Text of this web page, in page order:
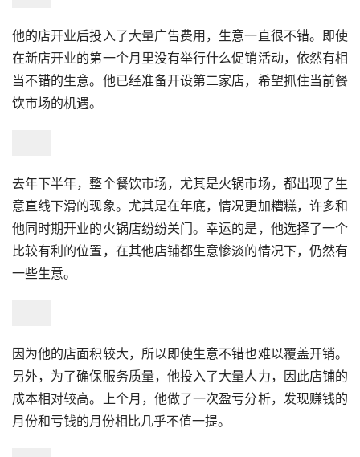
他的店开业后投入了大量广告费用，生意一直很不错。即使
在新店开业的第一个月里没有举行什么促销活动，依然有相
当不错的生意。他已经准备开设第二家店，希望抓住当前餐
饮市场的机遇。
去年下半年，整个餐饮市场，尤其是火锅市场，都出现了生
意直线下滑的现象。尤其是在年底，情况更加糟糕，许多和
他同时期开业的火锅店纷纷关门。幸运的是，他选择了一个
比较有利的位置，在其他店铺都生意惨淡的情况下，仍然有
一些生意。
因为他的店面积较大，所以即使生意不错也难以覆盖开销。
另外，为了确保服务质量，他投入了大量人力，因此店铺的
成本相对较高。上个月，他做了一次盈亏分析，发现赚钱的
月份和亏钱的月份相比几乎不值一提。